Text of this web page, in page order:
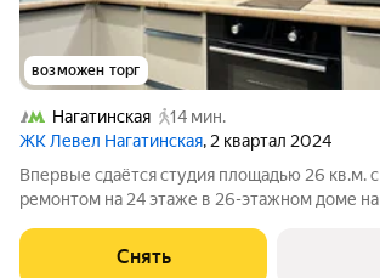
возможен торг
Нагатинская
14 мин.
ЖК Левел Нагатинская, 2 квартал 2024
Впервые сдаётся студия площадью 26 кв.м.
ремонтом на 24 этаже в 26-этажном доме на
Холодильник Посудомоечная машина Кондиционер Бойлер
Микроволновка Диван
Снять